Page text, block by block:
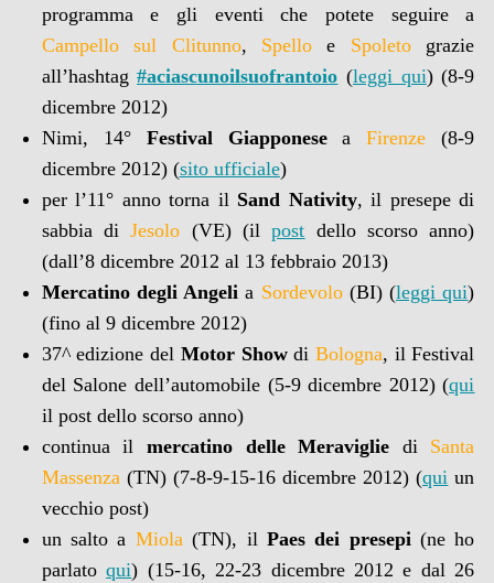
programma e gli eventi che potete seguire a
Campello sul Clitunno, Spelloe Spoleto grazie
all’hashtag#aciascunoilsuofrantoio (leggi qui) (8-9
dicembre 2012)
Nimi, 14° Festival GiapponeseaFirenze(8-9
dicembre 2012) (sito ufficiale)
per l’11° anno torna ilSand Nativity, il presepe di
sabbia diJesolo (VE) (ilpost dello scorso anno)
(dall’8 dicembre 2012 al 13 febbraio 2013)
Mercatino degli Angeli a Sordevolo(BI) (leggi qui)
(fino al 9 dicembre 2012)
37^ edizione del Motor Showdi Bologna, il Festival
del Salone dell’automobile (5-9 dicembre 2012) (qui
il post dello scorso anno)
continua il mercatino delle Meraviglie di Santa
Massenza(TN) (7-8-9-15-16 dicembre 2012) (qui un
vecchio post)
un salto a Miola(TN), il Paes dei presepi(ne ho
parlatoqui) (15-16, 22-23 dicembre 2012 e dal 26